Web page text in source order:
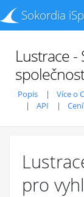
Sokordia
Lustrace -
Popis Více o
API
pro